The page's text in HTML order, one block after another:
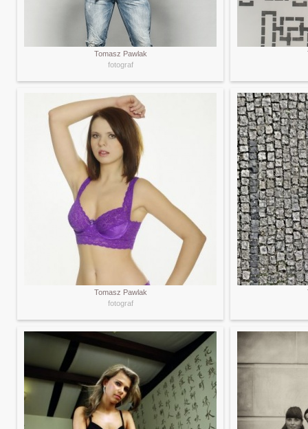
Tomasz Pawlak
fotograf
Tomasz Pawlak
fotograf